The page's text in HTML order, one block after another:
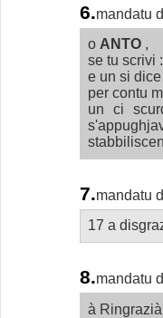
6.mandatu
o ANTO,
se tu scrivi
e un si
per contu
un ci
7.mandatu
17 a
8.mandatu
à